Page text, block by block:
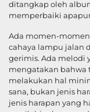
ditangkap oleh
memperbaiki
Ada momen-
cahaya lampu jalan
gerimis. Ada melodi
mengatakan bahwa
melakukan hal
sana, bukan jenis
jenis harapan yang